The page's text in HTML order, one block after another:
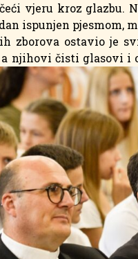
vjeru kroz glazbu.
ispunjen pjesmom,
zborova ostavio je
njihovi čisti glasovi i